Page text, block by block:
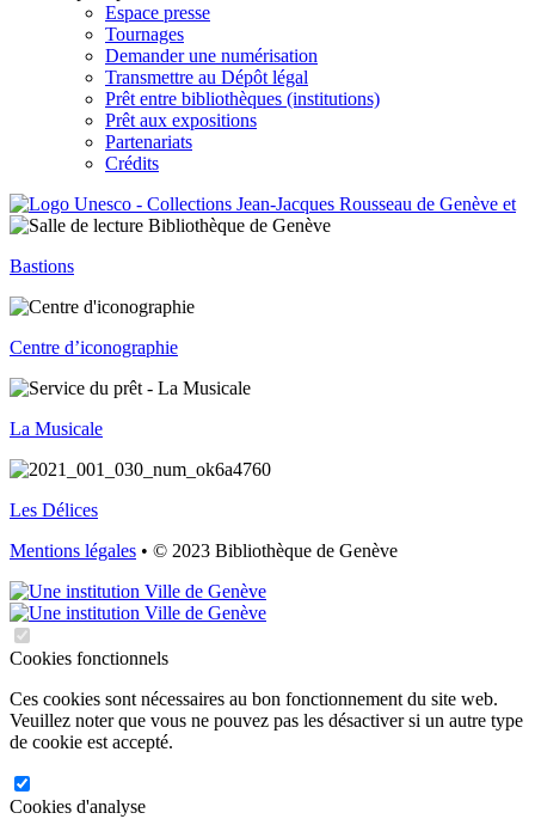
Espace presse
Tournages
Demander une numérisation
Transmettre au Dépôt légal
Prêt entre bibliothèques (institutions)
Prêt aux expositions
Partenariats
Crédits
Bastions
Centre d’iconographie
La Musicale
Les Délices
Mentions légales • © 2023 Bibliothèque de Genève
Cookies fonctionnels
Ces cookies sont nécessaires au bon fonctionnement du site web.
Veuillez noter que vous ne pouvez pas les désactiver si un autre type
de cookie est accepté.
Cookies d'analyse